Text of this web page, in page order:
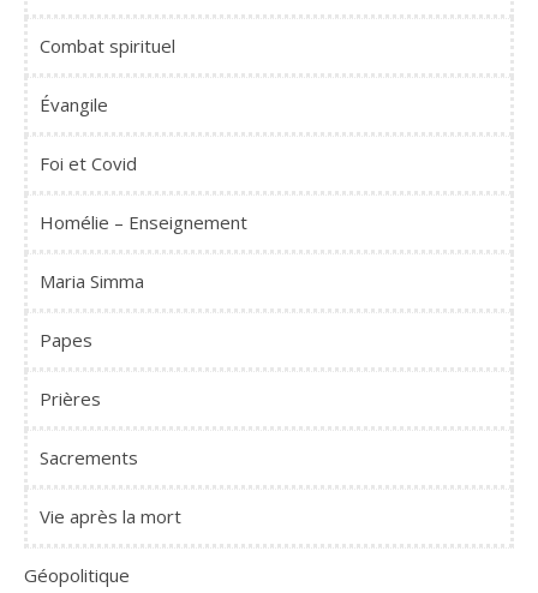
Combat spirituel
Évangile
Foi et Covid
Homélie – Enseignement
Maria Simma
Papes
Prières
Sacrements
Vie après la mort
Géopolitique